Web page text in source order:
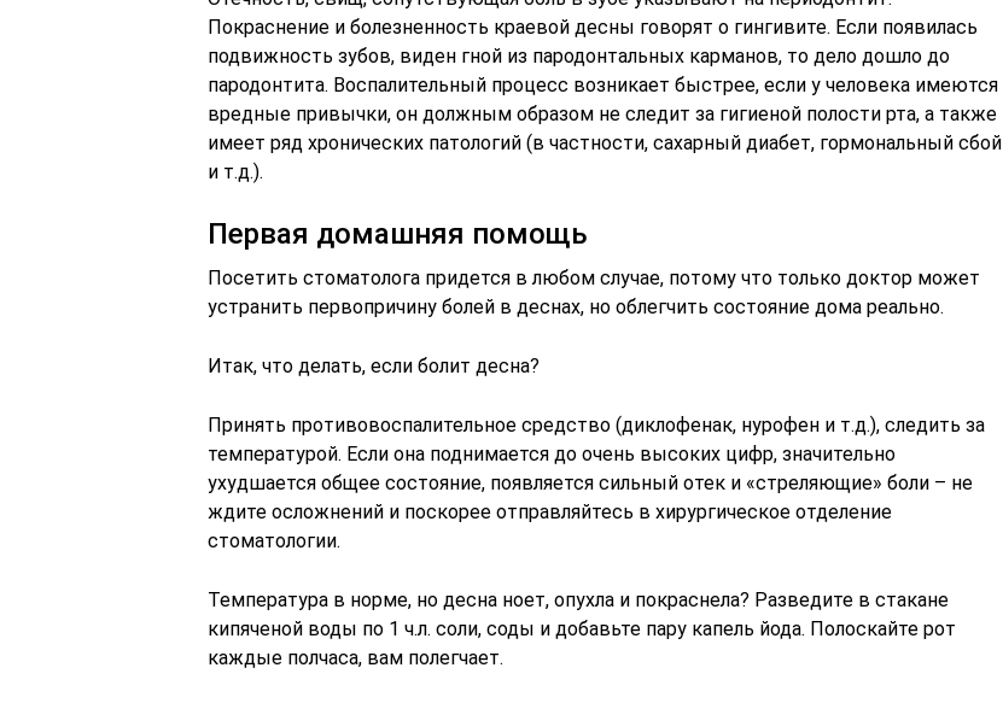
Покраснение и болезненность краевой десны говорят о гингивите. Если появилась
подвижность зубов, виден гной из пародонтальных карманов, то дело дошло до
пародонтита. Воспалительный процесс возникает быстрее, если у человека имеются
вредные привычки, он должным образом не следит за гигиеной полости рта, а также
имеет ряд хронических патологий (в частности, сахарный диабет, гормональный сбой
и т.д.).
Первая домашняя помощь
Посетить стоматолога придется в любом случае, потому что только доктор может
устранить первопричину болей в деснах, но облегчить состояние дома реально.
Итак, что делать, если болит десна?
Принять противовоспалительное средство (диклофенак, нурофен и т.д.), следить за
температурой. Если она поднимается до очень высоких цифр, значительно
ухудшается общее состояние, появляется сильный отек и «стреляющие» боли – не
ждите осложнений и поскорее отправляйтесь в хирургическое отделение
стоматологии.
Температура в норме, но десна ноет, опухла и покраснела? Разведите в стакане
кипяченой воды по 1 ч.л. соли, соды и добавьте пару капель йода. Полоскайте рот
каждые полчаса, вам полегчает.